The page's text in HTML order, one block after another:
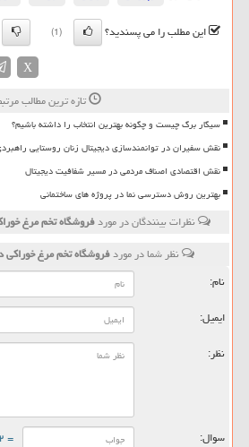
این مطلب را می پسندید؟
(1)
X
تازه ترین مطالب
سیگار برگ چیست و چگونه بهترین انتخاب را داشته باشیم؟
نقش سفیران در توانمندسازی دیجیتال زنان روستایی
نقش اقتصادی اصناف مردمی در مسیر شفافیت دیجیتال
بهترین روش دسترسی نما در پروژه های ساختمانی
نظرات بینندگان در موردفروشگاه تخم مرغ
نظر شما در موردفروشگاه تخم مرغ خوراكی
نام:
ایمیل:
نظر:
سوال: = ۲ بعلاوه ۵